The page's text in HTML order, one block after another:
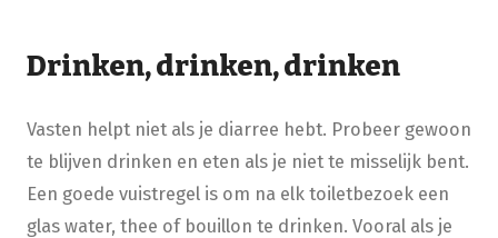
Drinken, drinken, drinken
Vasten helpt niet als je diarree hebt. Probeer gewoon
te blijven drinken en eten als je niet te misselijk bent.
Een goede vuistregel is om na elk toiletbezoek een
glas water, thee of bouillon te drinken. Vooral als je